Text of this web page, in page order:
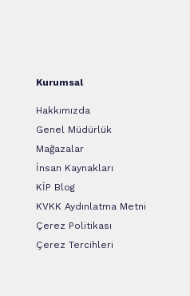
Kurumsal
Hakkımızda
Genel Müdürlük
Mağazalar
İnsan Kaynakları
KİP Blog
KVKK Aydınlatma Metni
Çerez Politikası
Çerez Tercihleri